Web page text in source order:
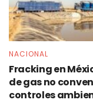
NACIONAL
Fracking en
de gas no
controles